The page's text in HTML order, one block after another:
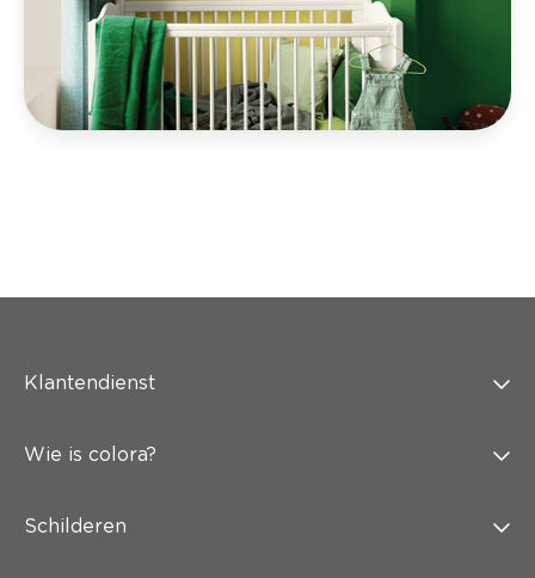
Klantendienst
Wie is colora?
Schilderen